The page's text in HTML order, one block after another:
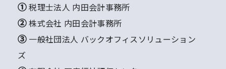
① 税理士法人 内田会計事務所
② 株式会社 内田会計事務所
③ 一般社団法人 バックオフィスソリューション
ズ